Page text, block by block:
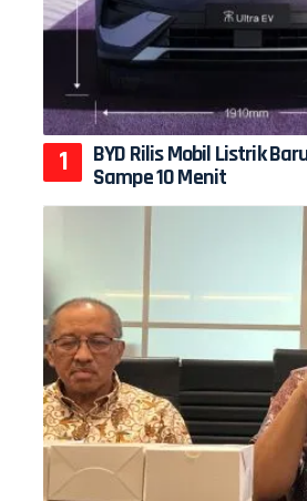
BYD Rilis Mobil Listrik
Sampe 10 Menit